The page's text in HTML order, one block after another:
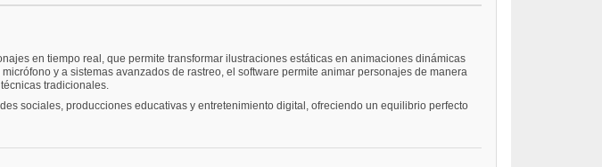
en tiempo real, que permite transformar ilustraciones estáticas en animaciones dinámicas
y a sistemas avanzados de rastreo, el software permite animar personajes de manera
tradicionales.
sociales, producciones educativas y entretenimiento digital, ofreciendo un equilibrio perfecto